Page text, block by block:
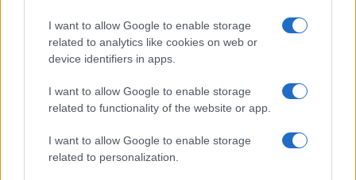
I want to allow Google to enable storage
related to analytics like cookies on web or
device identifiers in apps.
I want to allow Google to enable storage
related to functionality of the website or app.
I want to allow Google to enable storage
related to personalization.
Sostenibilità e musica al Jova Summer Party 2026:
l’innovazione di Seda Packaging
Ilaria Galli · 8 Ago 2026